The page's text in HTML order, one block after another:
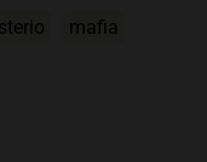
mafia